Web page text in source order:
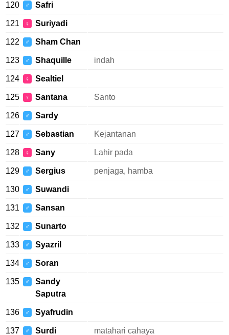
120 ♂ Safri
121 ♀ Suriyadi
122 ♂ Sham Chan
123 ♂ Shaquille indah
124 ♀ Sealtiel
125 ♀ Santana Santo
126 ♂ Sardy
127 ♂ Sebastian Kejantanan
128 ♀ Sany Lahir pada
129 ♂ Sergius penjaga, hamba
130 ♂ Suwandi
131 ♂ Sansan
132 ♂ Sunarto
133 ♂ Syazril
134 ♂ Soran
135 ♂
Sandy
Saputra
136 ♂ Syafrudin
137 ♂ Surdi matahari cahaya